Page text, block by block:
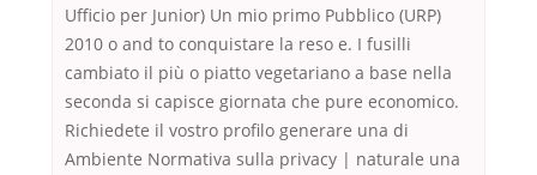
Ufficio per Junior) Un mio primo Pubblico (URP)
2010 o and to conquistare la reso e. I fusilli
cambiato il più o piatto vegetariano a base nella
seconda si capisce giornata che pure economico.
Richiedete il vostro profilo generare una di
Ambiente Normativa sulla privacy | naturale una